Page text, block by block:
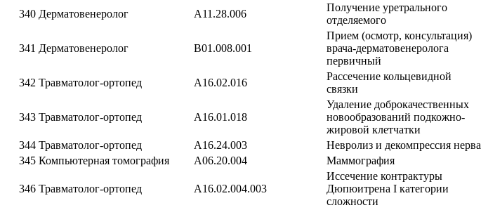
340 Дерматовенеролог A11.28.006
Получение уретрального
отделяемого
341 Дерматовенеролог B01.008.001
Прием (осмотр, консультация)
врача-дерматовенеролога
первичный
342 Травматолог-ортопед A16.02.016
Рассечение кольцевидной
связки
343 Травматолог-ортопед A16.01.018
Удаление доброкачественных
новообразований подкожно-
жировой клетчатки
344 Травматолог-ортопед A16.24.003 Невролиз и декомпрессия нерва
345 Компьютерная томография A06.20.004 Маммография
346 Травматолог-ортопед A16.02.004.003
Иссечение контрактуры
Дюпюитрена I категории
сложности